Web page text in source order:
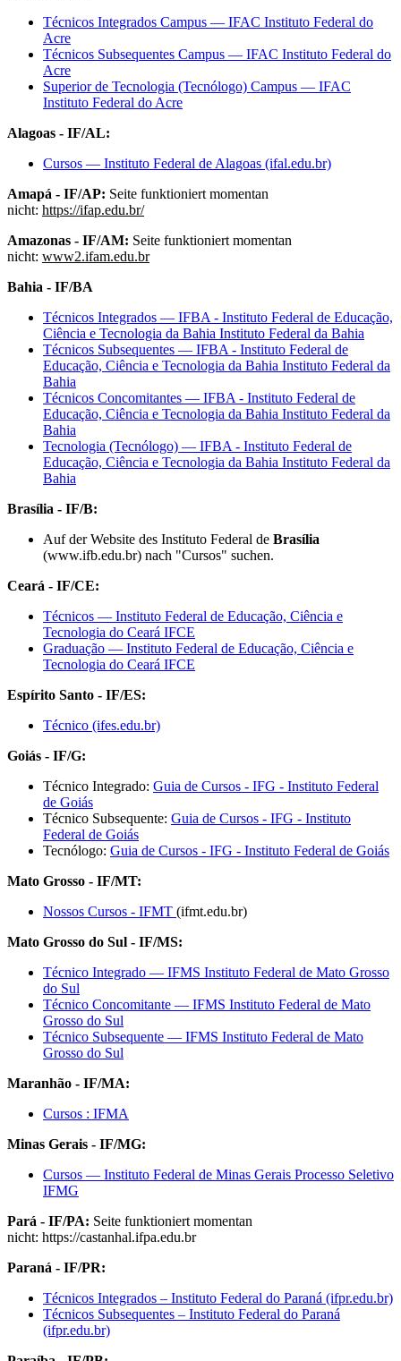
Técnicos Integrados Campus — IFAC Instituto Federal do
Acre
Técnicos Subsequentes Campus — IFAC Instituto Federal do
Acre
Superior de Tecnologia (Tecnólogo) Campus — IFAC
Instituto Federal do Acre
Alagoas - IF/AL:
Cursos — Instituto Federal de Alagoas (ifal.edu.br)
Amapá - IF/AP: Seite funktioniert momentan
nicht: https://ifap.edu.br/
Amazonas - IF/AM: Seite funktioniert momentan
nicht: www2.ifam.edu.br
Bahia - IF/BA
Técnicos Integrados — IFBA - Instituto Federal de Educação,
Ciência e Tecnologia da Bahia Instituto Federal da Bahia
Técnicos Subsequentes — IFBA - Instituto Federal de
Educação, Ciência e Tecnologia da Bahia Instituto Federal da
Bahia
Técnicos Concomitantes — IFBA - Instituto Federal de
Educação, Ciência e Tecnologia da Bahia Instituto Federal da
Bahia
Tecnologia (Tecnólogo) — IFBA - Instituto Federal de
Educação, Ciência e Tecnologia da Bahia Instituto Federal da
Bahia
Brasília - IF/B:
Auf der Website des Instituto Federal de Brasília
(www.ifb.edu.br) nach "Cursos" suchen.
Ceará - IF/CE:
Técnicos — Instituto Federal de Educação, Ciência e
Tecnologia do Ceará IFCE
Graduação — Instituto Federal de Educação, Ciência e
Tecnologia do Ceará IFCE
Espírito Santo - IF/ES:
Técnico (ifes.edu.br)
Goiás - IF/G:
Técnico Integrado: Guia de Cursos - IFG - Instituto Federal
de Goiás
Técnico Subsequente: Guia de Cursos - IFG - Instituto
Federal de Goiás
Tecnólogo: Guia de Cursos - IFG - Instituto Federal de Goiás
Mato Grosso - IF/MT:
Nossos Cursos - IFMT (ifmt.edu.br)
Mato Grosso do Sul - IF/MS:
Técnico Integrado — IFMS Instituto Federal de Mato Grosso
do Sul
Técnico Concomitante — IFMS Instituto Federal de Mato
Grosso do Sul
Técnico Subsequente — IFMS Instituto Federal de Mato
Grosso do Sul
Maranhão - IF/MA:
Cursos : IFMA
Minas Gerais - IF/MG:
Cursos — Instituto Federal de Minas Gerais Processo Seletivo
IFMG
Pará - IF/PA: Seite funktioniert momentan
nicht: https://castanhal.ifpa.edu.br
Paraná - IF/PR:
Técnicos Integrados – Instituto Federal do Paraná (ifpr.edu.br)
Técnicos Subsequentes – Instituto Federal do Paraná
(ifpr.edu.br)